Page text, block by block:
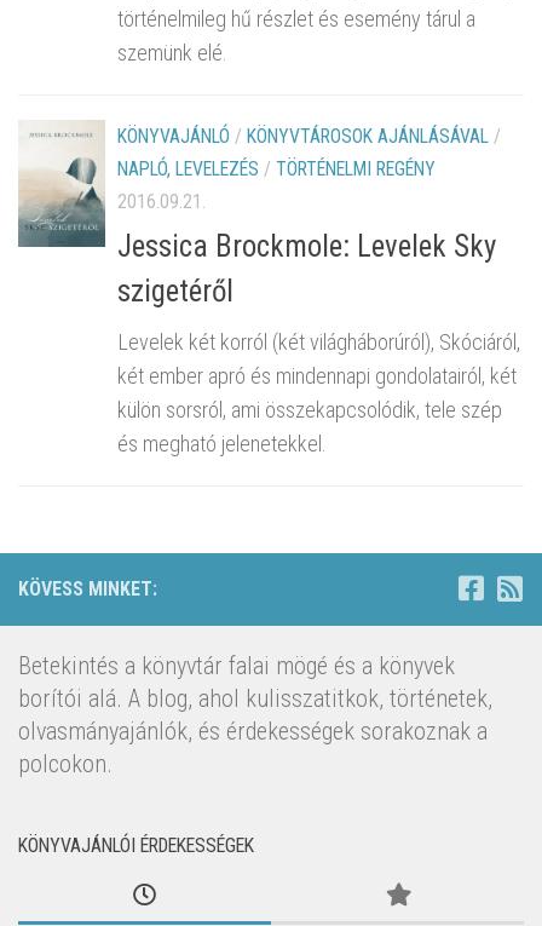
történelmileg hű részlet és esemény tárul a
szemünk elé.
KÖNYVAJÁNLÓ / KÖNYVTÁROSOK AJÁNLÁSÁVAL /
NAPLÓ, LEVELEZÉS / TÖRTÉNELMI REGÉNY
2016.09.21.
Jessica Brockmole: Levelek Sky
szigetéről
Levelek két korról (két világháborúról), Skóciáról,
két ember apró és mindennapi gondolatairól, két
külön sorsról, ami összekapcsolódik, tele szép
és megható jelenetekkel.
KÖVESS MINKET:
Betekintés a könyvtár falai mögé és a könyvek
borítói alá. A blog, ahol kulisszatitkok, történetek,
olvasmányajánlók, és érdekességek sorakoznak a
polcokon.
KÖNYVAJÁNLÓI ÉRDEKESSÉGEK